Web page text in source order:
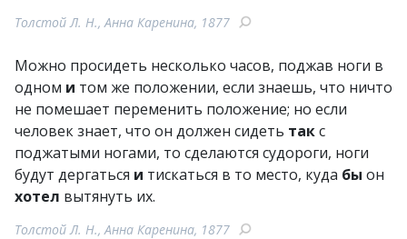
Толстой Л. Н., Анна Каренина, 1877
Можно просидеть несколько часов, поджав ноги в
одном и том же положении, если знаешь, что ничто
не помешает переменить положение; но если
человек знает, что он должен сидеть такс
поджатыми ногами, то сделаются судороги, ноги
будут дергаться и тискаться в то место, куда бы он
хотел вытянуть их.
Толстой Л. Н., Анна Каренина, 1877